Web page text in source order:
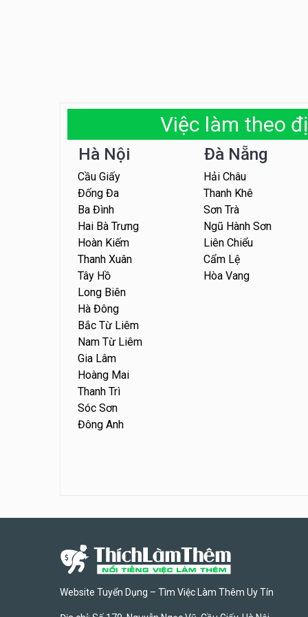
Việc làm theo
Hà Nội
Cầu Giấy
Đống Đa
Ba Đình
Hai Bà Trưng
Hoàn Kiếm
Thanh Xuân
Tây Hồ
Long Biên
Hà Đông
Bắc Từ Liêm
Nam Từ Liêm
Gia Lâm
Hoàng Mai
Thanh Trì
Sóc Sơn
Đông Anh
Đà Nẵng
Hải Châu
Thanh Khê
Sơn Trà
Ngũ Hành Sơn
Liên Chiểu
Cẩm Lệ
Hòa Vang
Website Tuyển Dụng – Tìm Việc Làm Thêm Uy Tín